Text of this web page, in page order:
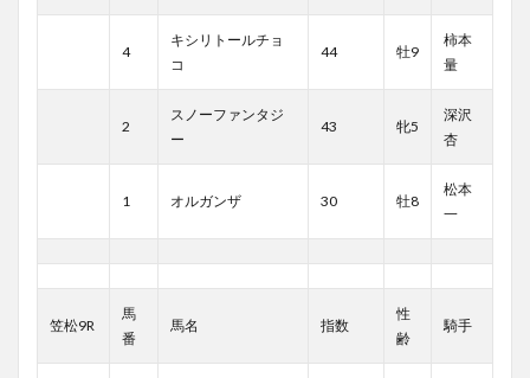
4
キシリトールチョ
コ
44 牡9
柿本
量
2
スノーファンタジ
ー
43 牝5
深沢
杏
1 オルガンザ 30 牡8
松本
一
笠松9R
馬
番
馬名 指数
性
齢
騎手